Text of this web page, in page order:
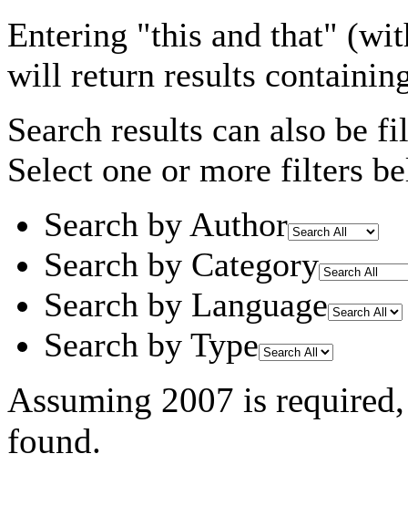
Entering "this and that"
will return results
Search results can also be
Select one or more filters
Search by Author
Search by Category
Search by Language
Search by Type
Assuming 2007 is required
found.